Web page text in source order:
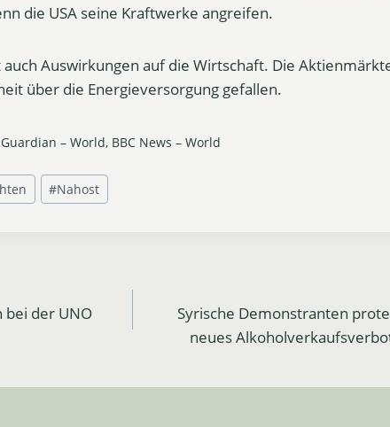
die USA seine Kraftwerke angreifen.
Auswirkungen auf die Wirtschaft. Die
über die Energieversorgung gefallen.
– World, BBC News – World
#Nahost
bei der UNO
Syrische Demonstranten
neues